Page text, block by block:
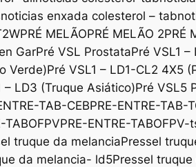
noticias enxada colesterol – tab
PRÉ MELÃOPRÉ MELÃO 2PRÉ
GarPré VSL ProstataPré VSL1
Verde)Pré VSL1 – LD1-CL2 4X5
– LD3 (Truque Asiático)Pré VSL5
TAB-CEBPRE-ENTRE-TAB-
TABOFPVPRE-ENTRE-TABOFPV-
truque da melanciaPressel
da melancia- ld5Pressel